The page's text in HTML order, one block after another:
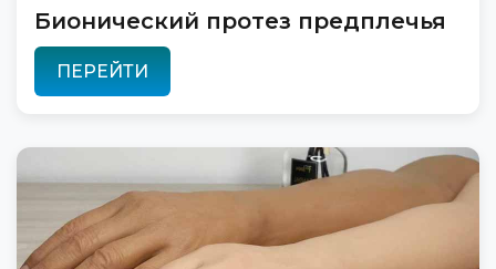
Бионический протез предплечья
ПЕРЕЙТИ